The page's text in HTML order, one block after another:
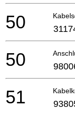
50
50
51